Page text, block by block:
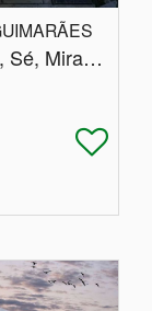
Porto, Porto, Cedofeita, Ildefonso, Sé, Miragaia, Nicolau, Vitória